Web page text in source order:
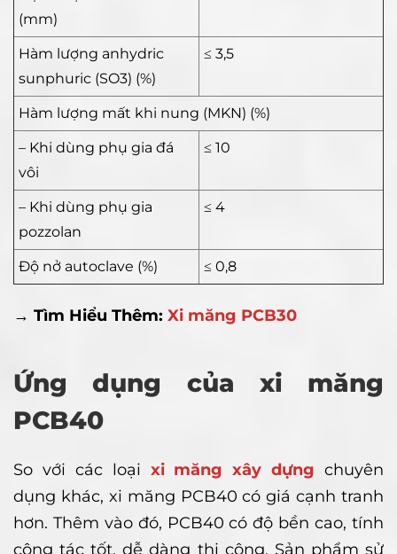
(mm)
Hàm lượng anhydric
sunphuric (SO3) (%)
≤ 3,5
Hàm lượng mất khi nung (MKN) (%)
– Khi dùng phụ gia đá
vôi
≤ 10
– Khi dùng phụ gia
pozzolan
≤ 4
Độ nở autoclave (%) ≤ 0,8
→ Tìm Hiểu Thêm: Xi măng PCB30
Ứng dụng của xi măng
PCB40
So với các loại xi măng xây dựng chuyên
dụng khác, xi măng PCB40 có giá cạnh tranh
hơn. Thêm vào đó, PCB40 có độ bền cao, tính
công tác tốt, dễ dàng thi công. Sản phẩm sử